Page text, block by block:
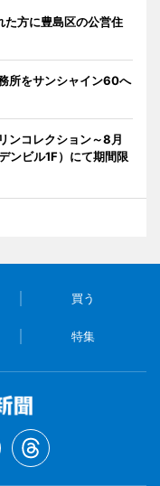
た方に豊島区の公営住
所をサンシャイン60へ
ンコレクション～8月
ンビル1F）にて期間限
買う
特集